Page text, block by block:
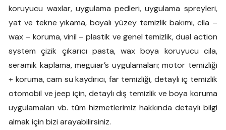
koruyucu waxlar, uygulama pedleri, uygulama spreyleri,
yat ve tekne yıkama, boyalı yüzey temizlik bakımı, cila –
wax – koruma, vinil – plastik ve genel temizlik, dual action
system çizik çıkarıcı pasta, wax boya koruyucu cila,
seramik kaplama, meguiar’s uygulamaları; motor temizliği
+ koruma, cam su kaydırıcı, far temizliği, detaylı iç temizlik
otomobil ve jeep için, detaylı dış temizlik ve boya koruma
uygulamaları vb. tüm hizmetlerimiz hakkında detaylı bilgi
almak için bizi arayabilirsiniz.